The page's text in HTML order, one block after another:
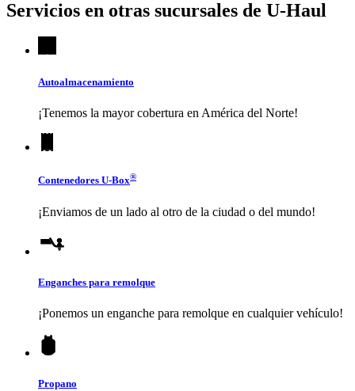
Servicios en otras sucursales de U-Haul
Autoalmacenamiento
¡Tenemos la mayor cobertura en América del Norte!
Contenedores U-Box®
¡Enviamos de un lado al otro de la ciudad o del mundo!
Enganches para remolque
¡Ponemos un enganche para remolque en cualquier vehículo!
Propano